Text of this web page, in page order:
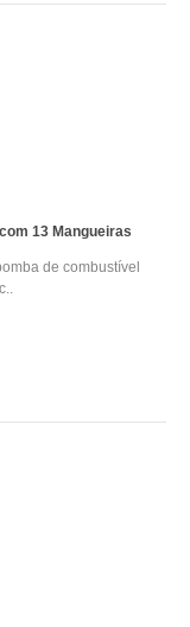
13 Mangueiras
de combustível